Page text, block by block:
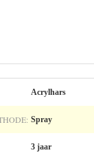
Acrylhars
Spray
3 jaar